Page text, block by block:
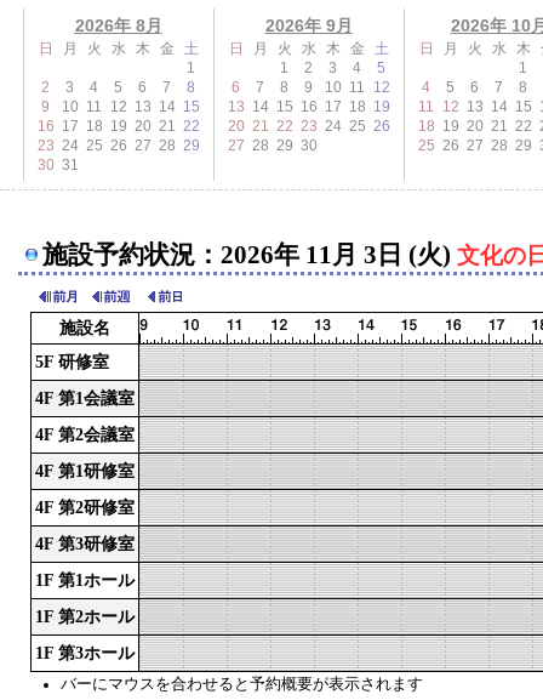
2026年 8月
日 月 火 水 木 金
土
1
2
3 4 5 6 7
8
9
10 11 12 13 14 15
16 17 18 19 20 21 22
23 24 25 26 27 28 29
30 31
2026年 9月
日 月 火 水 木 金
土
1
2 3 4
5
6
7 8 9 10 11
12
13 14 15 16 17 18 19
20 21 22 23 24 25 26
27 28 29 30
2026年 10
日 月 火 水 木
1
4
5 6 7
8
11
12 13 14 15
18 19 20 21 22
25 26 27 28 29
施設予約状況：2026年 11月 3日 (火) 文化の
施設名
バーにマウスを合わせると予約概要が表示されます
5F 研修室
4F 第1会議室
4F 第2会議室
4F 第1研修室
4F 第2研修室
4F 第3研修室
1F 第1ホール
1F 第2ホール
1F 第3ホール